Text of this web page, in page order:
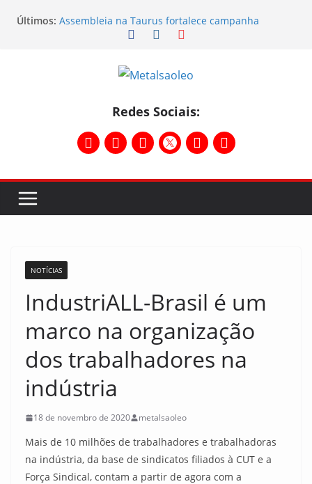
Últimos: Assembleia na Taurus fortalece campanha
salarial e mostra a força da categoria que exige
Nota de repúdio
Conselho Diretivo da CNM/CUT debate indústria e
Temporal destelha Ginásio Bigornão
Assembleia na Taurus – Campanha salarial
2026/2027
Redes Sociais:
NOTÍCIAS
IndustriALL-Brasil é um
marco na organização
dos trabalhadores na
indústria
18 de novembro de 2020 metalsaoleo
Mais de 10 milhões de trabalhadores e trabalhadoras
na indústria, da base de sindicatos filiados à CUT e a
Força Sindical, contam a partir de agora com a